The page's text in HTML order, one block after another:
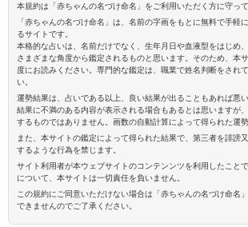
本規約は「赤ちゃんの名づけ命名」をご利用いただく方に守っ
「赤ちゃんの名づけ命名」は、名前の字画をもとに無料で手軽
るサイトです。
本格的な占いは、名前だけでなく、生年月日や血液型をはじめ
さまざまな角度から鑑定されるものと思います。そのため、本
度にお読みください。専門的な鑑定は、職業で姓名判断をされ
い。
運勢結果は、占いである以上、良い結果が出ることもあれば悪
結果に不満のある内容が表示される場合もあるとは思いますが
するものではありません。画数の自動計算によって得られた運勢
また、本サイトの鑑定によって得られた結果で、第三者を誹謗
するような行為を禁じます。
サイト利用者が本ウェブサイトのコンテンンツを利用したこと
について、本サイトは一切責任を負いません。
この規約にご同意いただけない場合は「赤ちゃんの名づけ命名
できませんのでご了承ください。